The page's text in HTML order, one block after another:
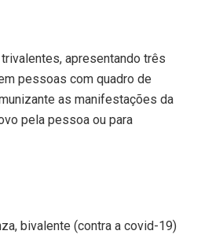
apresentando três
pessoas com quadro de
as manifestações da
pela pessoa ou para
bivalente (contra a covid-19)